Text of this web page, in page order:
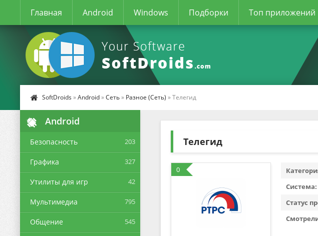
Главная Android Windows Подборки Топ приложений
SoftDroids »Android»Сеть» Разное (Сеть) » Телегид
Android
Безопасность 203
Графика 327
Утилиты для игр 42
Мультимедиа 795
Общение 545
Телегид
0
Система:
Статус